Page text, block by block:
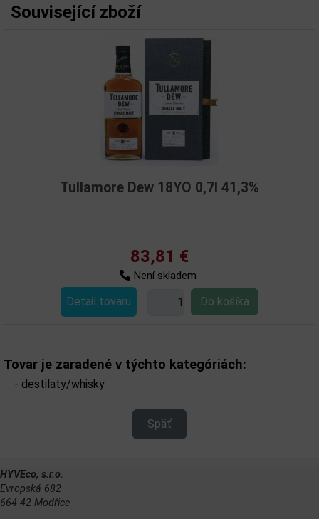
Související zboží
Tullamore Dew 18YO 0,7l 41,3%
83,81 €
Není skladem
Detail tovaru
Tovar je zaradené v týchto kategóriách:
- destilaty/whisky
Späť
HYVEco, s.r.o.
Evropská 682
664 42 Modřice